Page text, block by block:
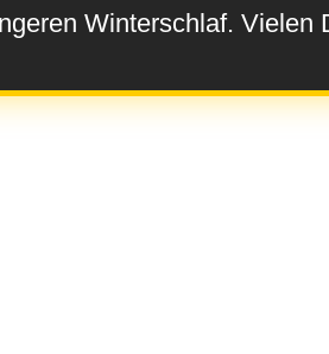
Winterschlaf. Vielen